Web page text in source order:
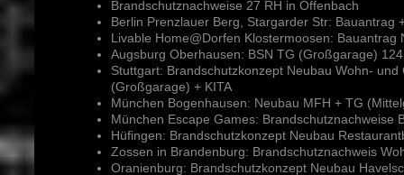
Brandschutznachweise 27 RH in Offenbach
Berlin Prenzlauer Berg, Stargarder Str: Bauantrag
Livable Home@Dorfen Klostermoosen:
Augsburg Oberhausen: BSN TG (Großgarage)
Stuttgart: Brandschutzkonzept Neubau Wohn-
(Großgarage) + KITA
München Bogenhausen: Neubau MFH + TG
München Escape Games: Brandschutznachweise
Hüfingen: Brandschutzkonzept Neubau
Zossen in Brandenburg: Brandschutznachweis
Oranienburg: Brandschutzkonzept Neubau